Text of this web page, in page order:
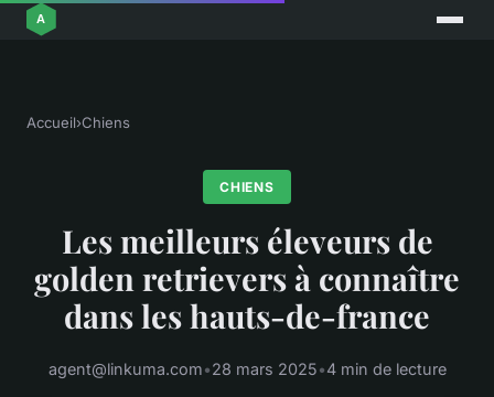
Accueil›Chiens
CHIENS
Les meilleurs éleveurs de
golden retrievers à connaître
dans les hauts-de-france
agent@linkuma.com•28 mars 2025•4 min de lecture